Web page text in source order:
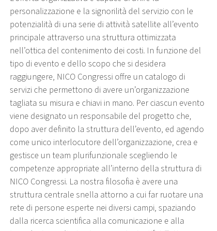
personalizzazione e la signorilità del servizio con le
potenzialità di una serie di attività satellite all’evento
principale attraverso una struttura ottimizzata
nell’ottica del contenimento dei costi. In funzione del
tipo di evento e dello scopo che si desidera
raggiungere, NICO Congressi offre un catalogo di
servizi che permettono di avere un’organizzazione
tagliata su misura e chiavi in mano. Per ciascun evento
viene designato un responsabile del progetto che,
dopo aver definito la struttura dell’evento, ed agendo
come unico interlocutore dell’organizzazione, crea e
gestisce un team plurifunzionale scegliendo le
competenze appropriate all’interno della struttura di
NICO Congressi. La nostra filosofia è avere una
struttura centrale snella attorno a cui far ruotare una
rete di persone esperte nei diversi campi, spaziando
dalla ricerca scientifica alla comunicazione e alla